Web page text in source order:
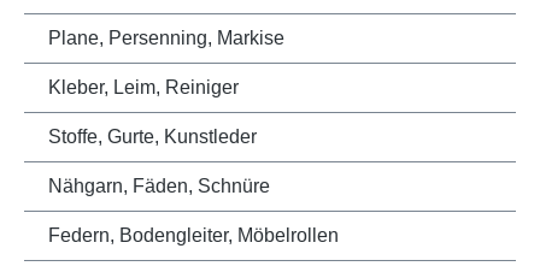
Plane, Persenning, Markise
Kleber, Leim, Reiniger
Stoffe, Gurte, Kunstleder
Nähgarn, Fäden, Schnüre
Federn, Bodengleiter, Möbelrollen